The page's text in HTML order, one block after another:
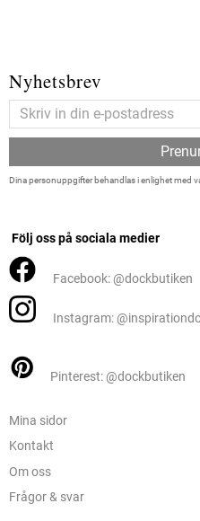
Nyhetsbrev
Dina personuppgifter behandlas i enlighet med
Följ oss på sociala medier
Facebook: @dockbutiken
Instagram:
Pinterest: @dockbutiken
Mina sidor
Kontakt
Om oss
Frågor & svar